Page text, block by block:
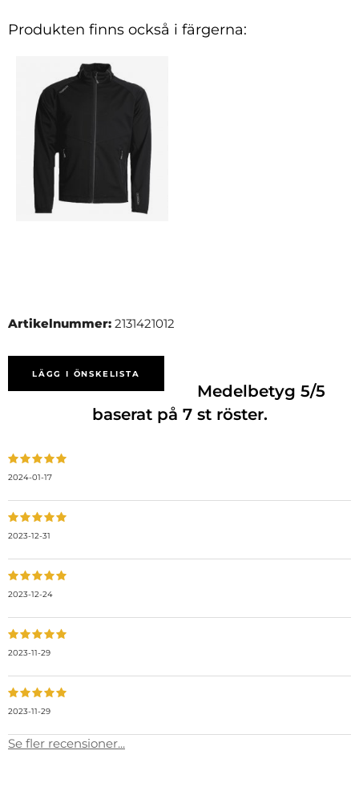
Produkten finns också i färgerna:
Artikelnummer: 2131421012
LÄGG I ÖNSKELISTA
Medelbetyg5/5
baserat på 7st röster.
2024-01-17
2023-12-31
2023-12-24
2023-11-29
2023-11-29
Se fler recensioner...